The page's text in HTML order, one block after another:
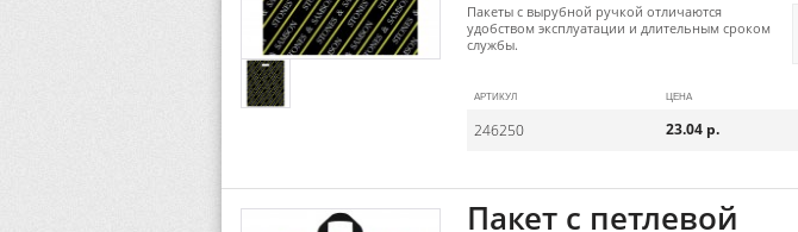
Пакеты с вырубной ручкой отличаются
удобством эксплуатации и длительным сроком
службы.
АРТИКУЛ ЦЕНА
246250 23.04 р.
Пакет с петлевой